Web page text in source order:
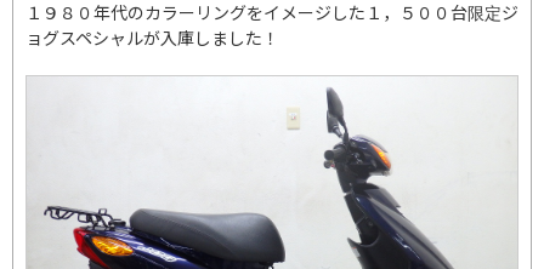
１９８０年代のカラーリングをイメージした１，５００台限定ジ
ョグスペシャルが入庫しました！